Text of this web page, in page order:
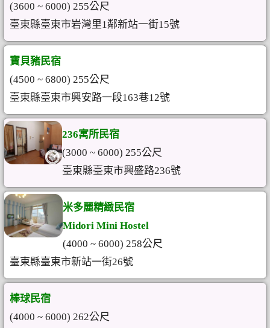
(3600 ~ 6000) 255公尺
臺東縣臺東市岩灣里1鄰新站一街15號
寶貝豬民宿
(4500 ~ 6800) 255公尺
臺東縣臺東市興安路一段163巷12號
236寓所民宿
(3000 ~ 6000) 255公尺
臺東縣臺東市興盛路236號
米多麗精緻民宿
Midori Mini Hostel
(4000 ~ 6000) 258公尺
臺東縣臺東市新站一街26號
棒球民宿
(4000 ~ 6000) 262公尺